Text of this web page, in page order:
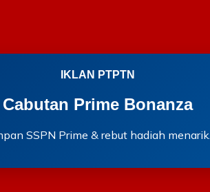
IKLAN PTPTN
Cabutan Prime Bonanza
SSPN Prime & rebut hadiah menarik.